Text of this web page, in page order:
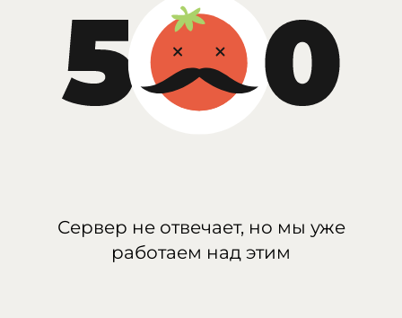
Сервер не отвечает, но мы уже
работаем над этим